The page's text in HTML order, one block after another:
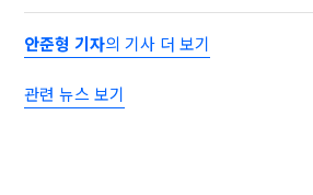
안준형 기자의 기사 더 보기
관련 뉴스 보기